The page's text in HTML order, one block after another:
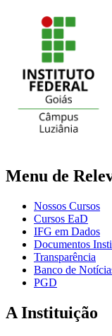
Menu de
Nossos Cursos
Cursos EaD
IFG em Dados
Documentos
Transparência
Banco de
PGD
A Instituição